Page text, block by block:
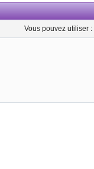
Vous pouvez utiliser :